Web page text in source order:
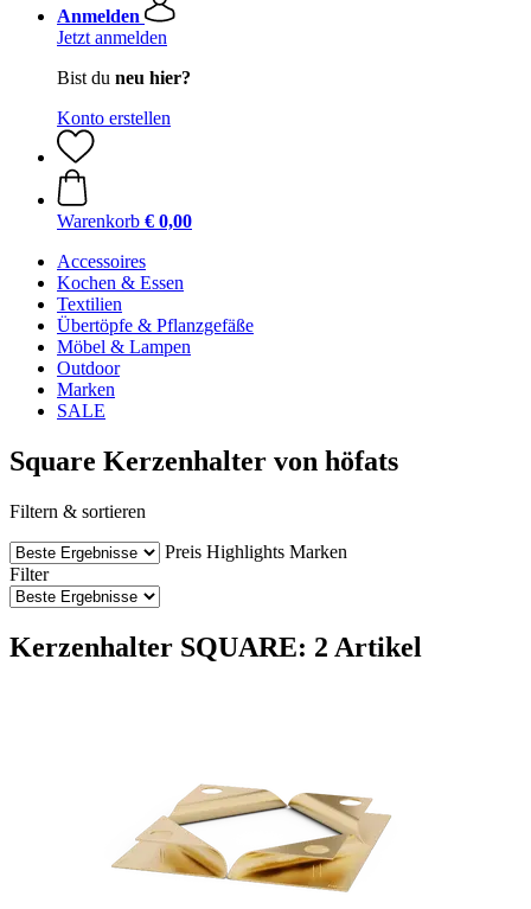
Anmelden
Jetzt anmelden
Bist du neu hier?
Konto erstellen
Warenkorb € 0,00
Accessoires
Kochen & Essen
Textilien
Übertöpfe & Pflanzgefäße
Möbel & Lampen
Outdoor
Marken
SALE
Square Kerzenhalter von höfats
Filtern & sortieren
Preis Highlights Marken
Filter
Kerzenhalter SQUARE: 2 Artikel